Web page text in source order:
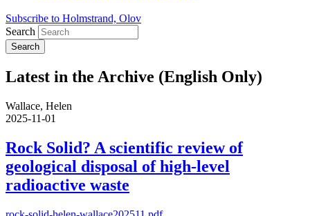
Subscribe to Holmstrand, Olov
Search
Latest in the Archive (English Only)
Wallace, Helen
2025-11-01
Rock Solid? A scientific review of
geological disposal of high-level
radioactive waste